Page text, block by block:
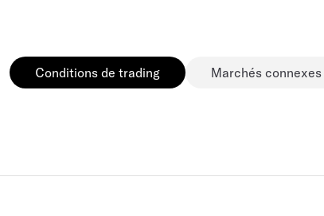
Conditions de trading Marchés connexes